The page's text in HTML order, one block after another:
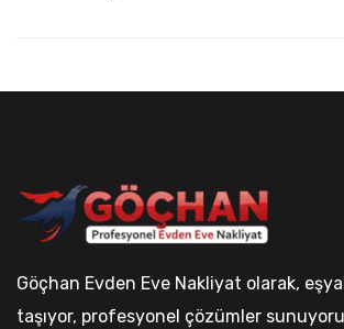
Göçhan Evden Eve Nakliyat olarak,
taşıyor, profesyonel çözümler